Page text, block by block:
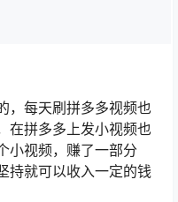
，每天刷拼多多视频也
在拼多多上发小视频也
小视频，赚了一部分
持就可以收入一定的钱